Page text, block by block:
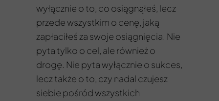
wyłącznie o to, co osiągnąłeś, lecz
przede wszystkim o cenę, jaką
zapłaciłeś za swoje osiągnięcia. Nie
pyta tylko o cel, ale również o
drogę. Nie pyta wyłącznie o sukces,
lecz także o to, czy nadal czujesz
siebie pośród wszystkich